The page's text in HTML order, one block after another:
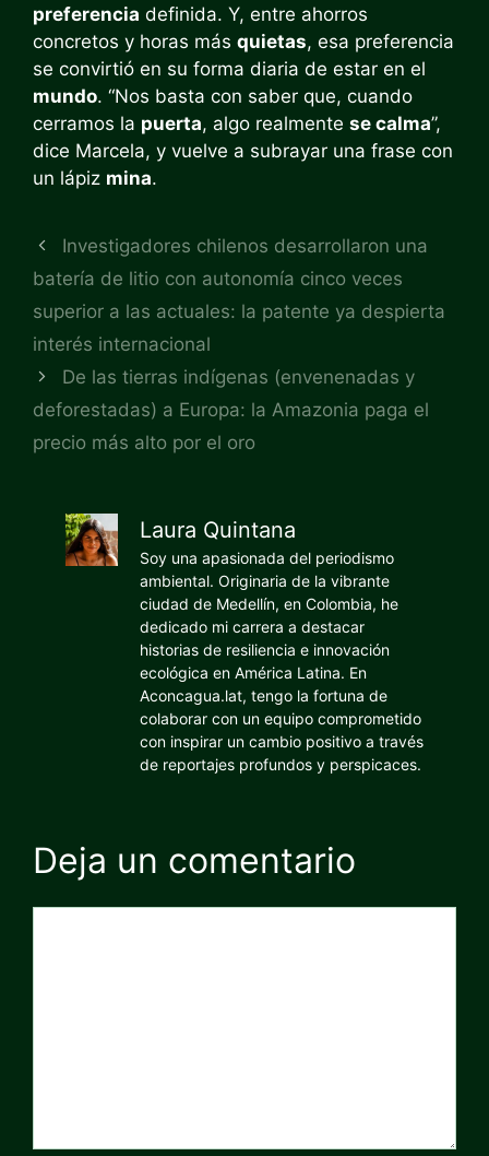
preferencia definida. Y, entre ahorros
concretos y horas más quietas, esa preferencia
se convirtió en su forma diaria de estar en el
mundo. “Nos basta con saber que, cuando
cerramos la puerta, algo realmente se calma”,
dice Marcela, y vuelve a subrayar una frase con
un lápiz mina.
Investigadores chilenos desarrollaron una
batería de litio con autonomía cinco veces
superior a las actuales: la patente ya despierta
interés internacional
De las tierras indígenas (envenenadas y
deforestadas) a Europa: la Amazonia paga el
precio más alto por el oro
Laura Quintana
Soy una apasionada del periodismo
ambiental. Originaria de la vibrante
ciudad de Medellín, en Colombia, he
dedicado mi carrera a destacar
historias de resiliencia e innovación
ecológica en América Latina. En
Aconcagua.lat, tengo la fortuna de
colaborar con un equipo comprometido
con inspirar un cambio positivo a través
de reportajes profundos y perspicaces.
Deja un comentario